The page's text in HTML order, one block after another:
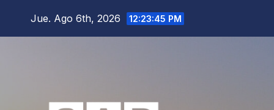
Jue. Ago 6th, 2026 12:23:47 PM